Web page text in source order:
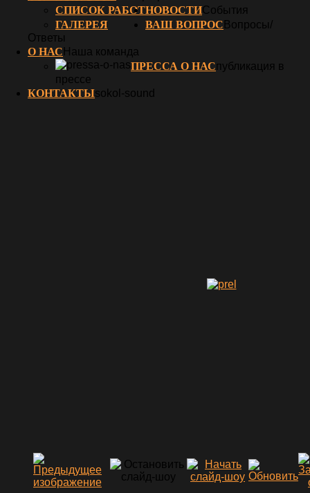
СПИСОК РАБОТ
ГАЛЕРЕЯ
НОВОСТИСобытия
ВАШ ВОПРОС Вопросы/
Ответы
О НАС Наша команда
ПРЕССА О НАСпубликация в
прессе
КОНТАКТЫsokol-sound